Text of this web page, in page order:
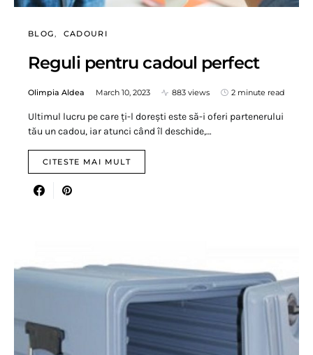
BLOG CADOURI
Reguli pentru cadoul perfect
Olimpia Aldea March 10, 2023 883 views 2 minute read
Ultimul lucru pe care ți-l dorești este să-i oferi partenerului
tău un cadou, iar atunci când îl deschide,…
CITESTE MAI MULT